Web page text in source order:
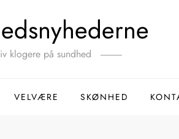
klogere på sundhed
VELVÆRE SKØNHED